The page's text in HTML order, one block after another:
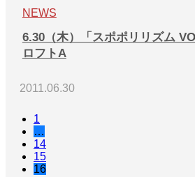
NEWS
6.30（木）「スポポリリズム
ロフトA
2011.06.30
1
…
14
15
16